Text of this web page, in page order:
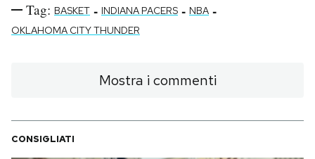
Tag: BASKET - INDIANA PACERS - NBA -
OKLAHOMA CITY THUNDER
Mostra i commenti
CONSIGLIATI